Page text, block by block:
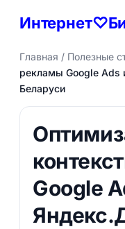
Главная / Полезные
рекламы Google
Беларуси
Google